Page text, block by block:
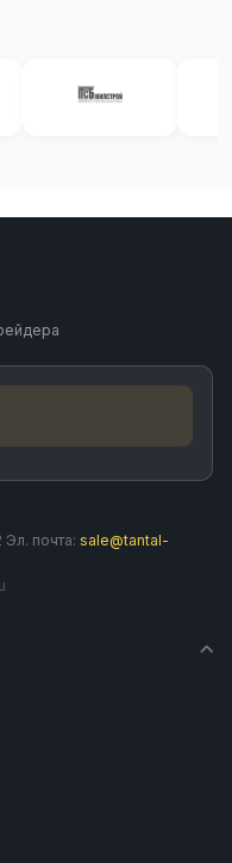
почта: sale@tantal-